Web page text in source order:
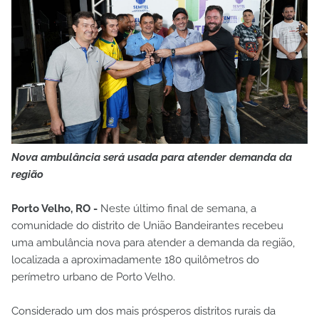
Nova ambulância será usada para atender demanda da
região
Porto Velho, RO - Neste último final de semana, a
comunidade do distrito de União Bandeirantes recebeu
uma ambulância nova para atender a demanda da região,
localizada a aproximadamente 180 quilômetros do
perímetro urbano de Porto Velho.
Considerado um dos mais prósperos distritos rurais da